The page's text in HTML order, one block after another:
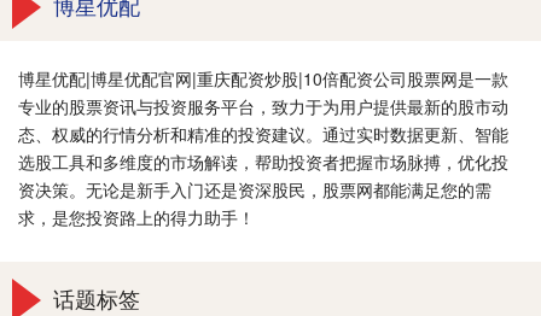
博星优配|博星优配官网|重庆配资炒股|10倍配资公司股票网是一款
专业的股票资讯与投资服务平台，致力于为用户提供最新的股市动
态、权威的行情分析和精准的投资建议。通过实时数据更新、智能
选股工具和多维度的市场解读，帮助投资者把握市场脉搏，优化投
资决策。无论是新手入门还是资深股民，股票网都能满足您的需
求，是您投资路上的得力助手！
话题标签